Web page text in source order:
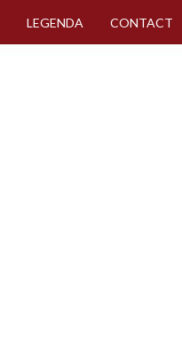
LEGENDA CONTACT